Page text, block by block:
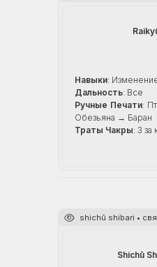
Навыки:
Дальность: Все
Ручные Печати:
Обезьяна → Баран
Траты Чакры: 3
shichū shibari •
Shichū